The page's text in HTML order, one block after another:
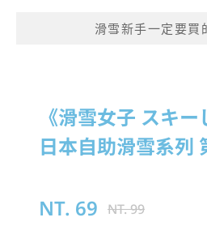
滑雪新手一定要買